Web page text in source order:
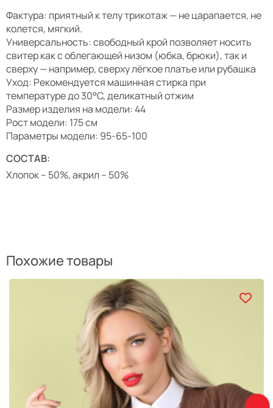
Фактура: приятный к телу трикотаж — не царапается, не
колется, мягкий.
Универсальность: свободный крой позволяет носить
свитер как с облегающей низом (юбка, брюки), так и
сверху — например, сверху лёгкое платье или рубашка
Уход: Рекомендуется машинная стирка при
температуре до 30°C, деликатный отжим
Размер изделия на модели: 44
Рост модели: 175 см
Параметры модели: 95-65-100
СОСТАВ:
Хлопок – 50%, акрил – 50%
Похожие товары